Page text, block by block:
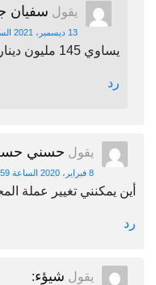
يقول سفيان
13 ديسمبر، 2021 الساعة 10:33 ص
يساوي 145 مليون دينار عراقي
رد
يقول حسني
8 فبراير، 2020 الساعة 3:59 م
أين يمكنني تغيير عملة
رد
يقول شيؤء: